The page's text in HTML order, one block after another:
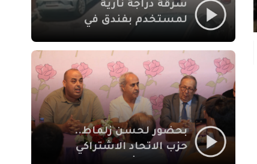
سرقة دراجة نارية
لمستخدم بفندق في
بمراكش
بحضور لحسن زلماط..
حزب الاتحاد الاشتراكي